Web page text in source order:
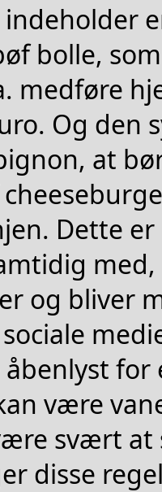
bolle,
medføre
Og den
at
Dette
og bliver
for
være
svært at
disse